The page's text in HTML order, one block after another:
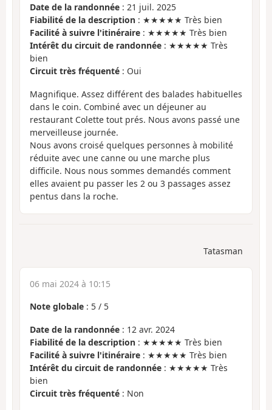
Date de la randonnée : 21 juil. 2025
Fiabilité de la description : ★★★★★ Très bien
Facilité à suivre l'itinéraire : ★★★★★ Très bien
Intérêt du circuit de randonnée : ★★★★★ Très
bien
Circuit très fréquenté : Oui
Magnifique. Assez différent des balades habituelles
dans le coin. Combiné avec un déjeuner au
restaurant Colette tout prés. Nous avons passé une
merveilleuse journée.
Nous avons croisé quelques personnes à mobilité
réduite avec une canne ou une marche plus
difficile. Nous nous sommes demandés comment
elles avaient pu passer les 2 ou 3 passages assez
pentus dans la roche.
Tatasman
06 mai 2024 à 10:15
Note globale : 5 / 5
Date de la randonnée : 12 avr. 2024
Fiabilité de la description : ★★★★★ Très bien
Facilité à suivre l'itinéraire : ★★★★★ Très bien
Intérêt du circuit de randonnée : ★★★★★ Très
bien
Circuit très fréquenté : Non